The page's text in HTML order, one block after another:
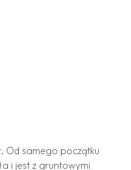
Od samego początku
i jest z gruntowymi